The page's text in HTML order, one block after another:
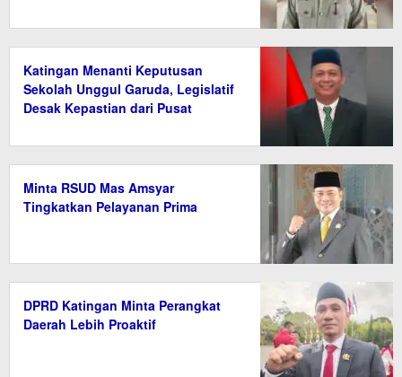
Katingan Menanti Keputusan
Sekolah Unggul Garuda, Legislatif
Desak Kepastian dari Pusat
Minta RSUD Mas Amsyar
Tingkatkan Pelayanan Prima
DPRD Katingan Minta Perangkat
Daerah Lebih Proaktif